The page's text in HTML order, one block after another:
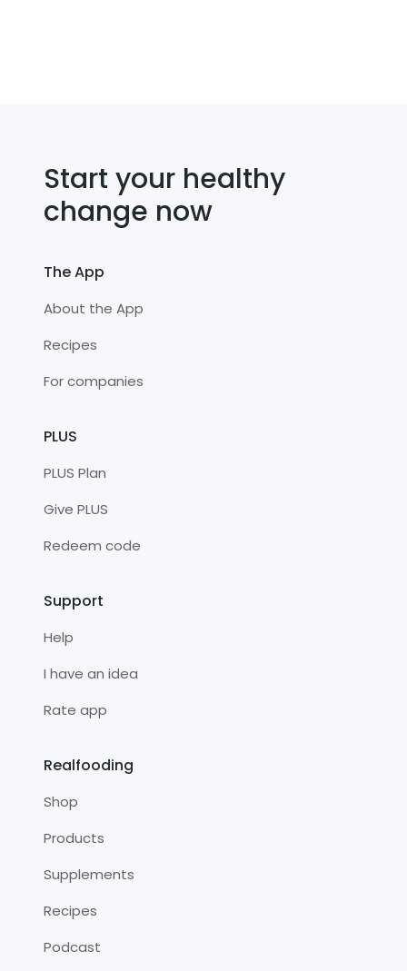
Start your healthy
change now
The App
About the App
Recipes
For companies
PLUS
PLUS Plan
Give PLUS
Redeem code
Support
Help
I have an idea
Rate app
Realfooding
Shop
Products
Supplements
Recipes
Podcast